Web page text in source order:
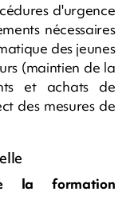
d'urgence
nécessaires
des jeunes
(maintien de la
et achats de
des mesures de
la formation